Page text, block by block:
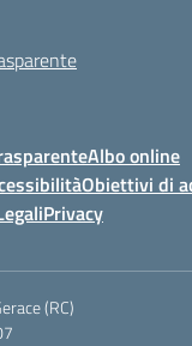
Albo online
Obiettivi di
Privacy
(RC)